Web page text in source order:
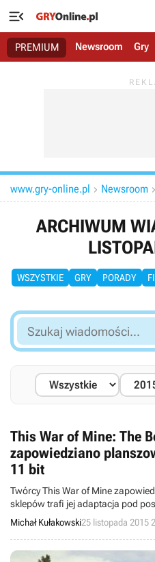

PREMIUM Newsroom Gry
www.gry-online.pl  Newsroom 
ARCHIWUM
WSZYSTKIE GRY PORADY
Szukaj
wiadomości...
This War of Mine: The
zapowiedziano
11 bit
Twórcy This War of Mine
sklepów trafi jej adaptacja pod
This War of Mine: The Board
maksymalnie sześciu osób, a za
projektanci gier takich jak
Elements i Neuroshima RPG.
Michał Kułakowski25 listopada 2015